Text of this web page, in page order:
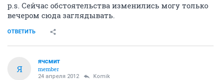
p.s. Сейчас обстоятельства изменились могу только
вечером сюда заглядывать.
ОТВЕТИТЬ
Я
ячсмит
member
24 апреля 2012 Komik